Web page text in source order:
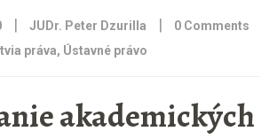
| JUDr. Peter Dzurilla | 0 Comments
práva, Ústavné právo
akademických